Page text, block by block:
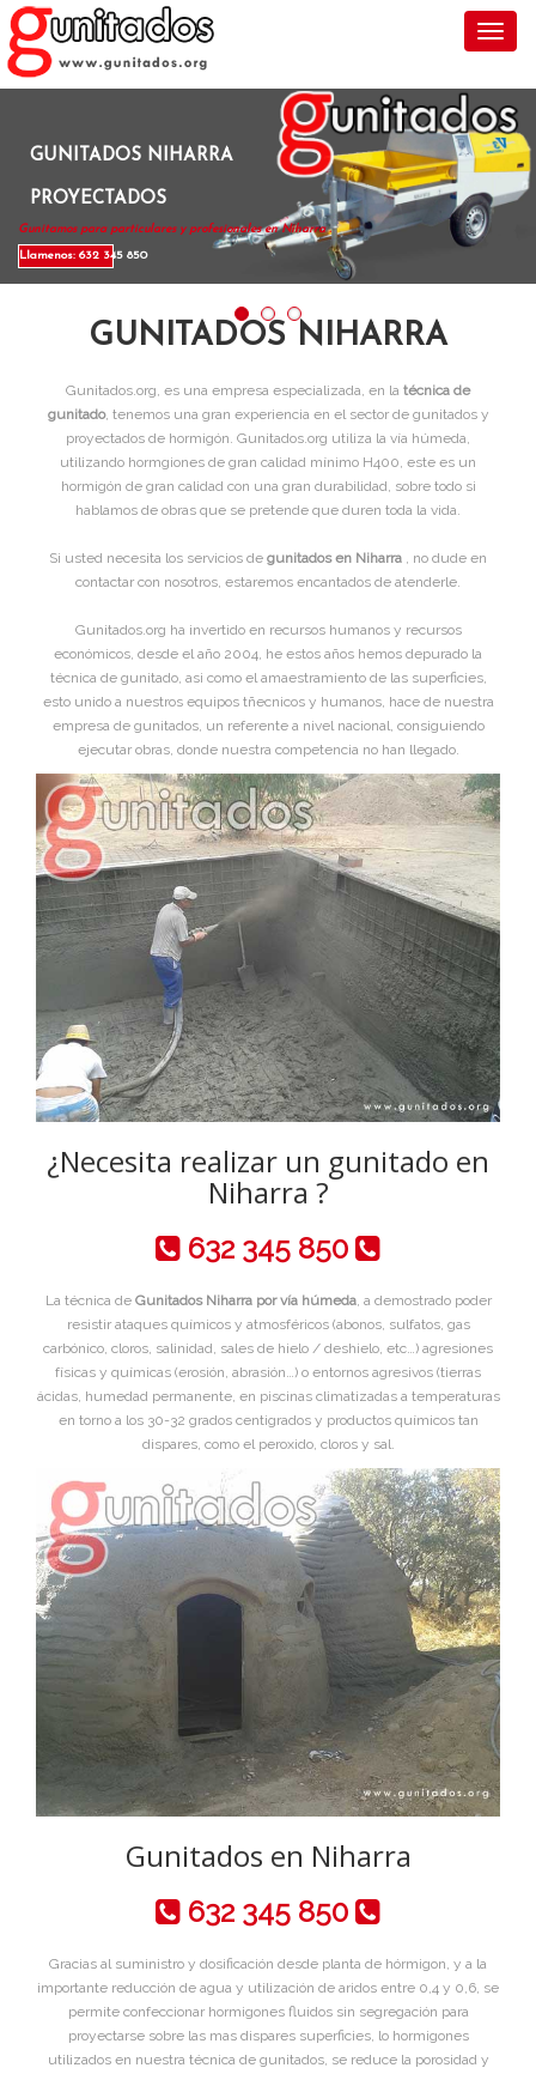
GUNITADOS NIHARRA
PROYECTADOS
Gunitamos para particulares y profesionales en Niharra .
Llamenos: 632 345 850
GUNITADOS NIHARRA
Gunitados.org, es una empresa especializada, en la técnica de
gunitado, tenemos una gran experiencia en el sector de gunitados y
proyectados de hormigón. Gunitados.org utiliza la vía húmeda,
utilizando hormgiones de gran calidad mínimo H400, este es un
hormigón de gran calidad con una gran durabilidad, sobre todo si
hablamos de obras que se pretende que duren toda la vida.
Si usted necesita los servicios de gunitados en Niharra , no dude en
contactar con nosotros, estaremos encantados de atenderle.
Gunitados.org ha invertido en recursos humanos y recursos
económicos, desde el año 2004, he estos años hemos depurado la
técnica de gunitado, asi como el amaestramiento de las superficies,
esto unido a nuestros equipos tñecnicos y humanos, hace de nuestra
empresa de gunitados, un referente a nivel nacional, consiguiendo
ejecutar obras, donde nuestra competencia no han llegado.
¿Necesita realizar un gunitado en
Niharra ?
632 345 850
La técnica de Gunitados Niharra por vía húmeda, a demostrado poder
resistir ataques químicos y atmosféricos (abonos, sulfatos, gas
carbónico, cloros, salinidad, sales de hielo / deshielo, etc…) agresiones
físicas y químicas (erosión, abrasión…) o entornos agresivos (tierras
ácidas, humedad permanente, en piscinas climatizadas a temperaturas
en torno a los 30-32 grados centigrados y productos químicos tan
dispares, como el peroxido, cloros y sal.
Gunitados en Niharra
632 345 850
Gracias al suministro y dosificación desde planta de hórmigon, y a la
importante reducción de agua y utilización de aridos entre 0,4 y 0,6, se
permite confeccionar hormigones fluidos sin segregación para
proyectarse sobre las mas dispares superficies, lo hormigones
utilizados en nuestra técnica de gunitados, se reduce la porosidad y